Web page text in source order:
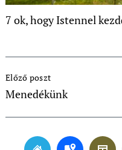
7 ok, hogy Istennel
Navigation
Előző poszt
Menedékünk